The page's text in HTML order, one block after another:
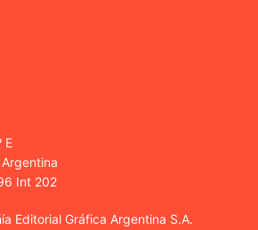
E
Int 202
Editorial Gráfica Argentina S.A.